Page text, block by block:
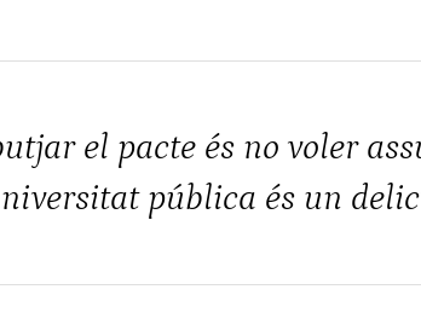
el pacte és no voler
pública és un